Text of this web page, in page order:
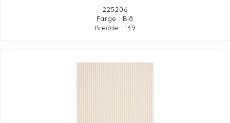
225206
Farge : Blå
Bredde : 139